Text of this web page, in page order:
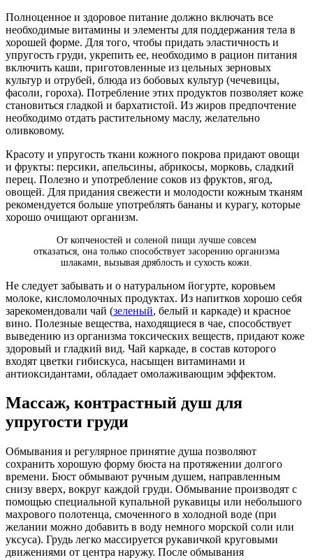
Полноценное и здоровое питание должно включать все
необходимые витамины и элементы для поддержания тела в
хорошей форме. Для того, чтобы придать эластичность и
упругость груди, укрепить ее, необходимо в рацион питания
включить каши, приготовленные из цельных зерновых
культур и отрубей, блюда из бобовых культур (чечевицы,
фасоли, гороха). Потребление этих продуктов позволяет коже
становиться гладкой и бархатистой. Из жиров предпочтение
необходимо отдать растительному маслу, желательно
оливковому.
Красоту и упругость ткани кожного покрова придают овощи
и фрукты: персики, апельсины, абрикосы, морковь, сладкий
перец. Полезно и употребление соков из фруктов, ягод,
овощей. Для придания свежести и молодости кожным тканям
рекомендуется больше употреблять бананы и курагу, которые
хорошо очищают организм.
От копченостей и соленой пищи лучше совсем
отказаться, она только способствует засорению организма
шлаками, вызывая дряблость и сухость кожи.
Не следует забывать и о натуральном йогурте, коровьем
молоке, кисломолочных продуктах. Из напитков хорошо себя
зарекомендовали чай (зеленый, белый и каркаде) и красное
вино. Полезные вещества, находящиеся в чае, способствует
выведению из организма токсических веществ, придают коже
здоровый и гладкий вид. Чай каркаде, в состав которого
входят цветки гибискуса, насыщен витаминами и
антиоксидантами, обладает омолаживающим эффектом.
Массаж, контрастный душ для
упругости груди
Обмывания и регулярное принятие душа позволяют
сохранить хорошую форму бюста на протяжении долгого
времени. Бюст обмывают ручным душем, направленным
снизу вверх, вокруг каждой груди. Обмывание производят с
помощью специальной купальной рукавицы или небольшого
махрового полотенца, смоченного в холодной воде (при
желании можно добавить в воду немного морской соли или
уксуса). Грудь легко массируется рукавичкой круговыми
движениями от центра наружу. После обмывания